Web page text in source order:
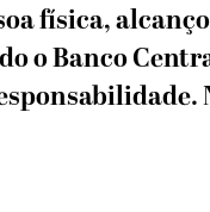
física,
o Banco